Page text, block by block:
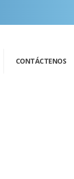
CONTÁCTENOS